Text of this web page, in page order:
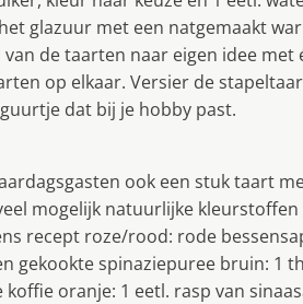
glazuur met een natgemaakt
de taarten naar eigen idee met
op elkaar. Versier de
dat bij je hobby past.
ook een stuk taart
mogelijk natuurlijke
recept roze/rood: rode
gekookte spinaziepuree bruin: 1
oranje: 1 eetl. rasp van